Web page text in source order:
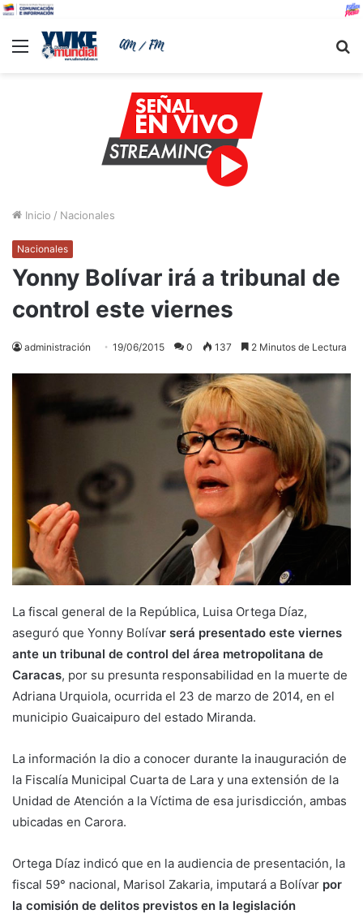
Menu
Inicio / Nacionales
Nacionales
Yonny Bolívar irá a tribunal de
control este viernes
administración 19/06/2015 0 137 2 Minutos de Lectura
La fiscal general de la República, Luisa Ortega Díaz,
aseguró que Yonny Bolívar será presentado este viernes
ante un tribunal de control del área metropolitana de
Caracas, por su presunta responsabilidad en la muerte de
Adriana Urquiola, ocurrida el 23 de marzo de 2014, en el
municipio Guaicaipuro del estado Miranda.
La información la dio a conocer durante la inauguración de
la Fiscalía Municipal Cuarta de Lara y una extensión de la
Unidad de Atención a la Víctima de esa jurisdicción, ambas
ubicadas en Carora.
Ortega Díaz indicó que en la audiencia de presentación, la
fiscal 59° nacional, Marisol Zakaria, imputará a Bolívar por
la comisión de delitos previstos en la legislación